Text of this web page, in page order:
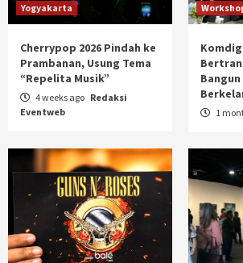
Yogyakarta
Cherrypop 2026 Pindah ke
Prambanan, Usung Tema
“Repelita Musik”
4 weeks ago Redaksi
Eventweb
1